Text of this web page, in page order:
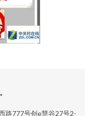
路777号创e慧谷27号2-